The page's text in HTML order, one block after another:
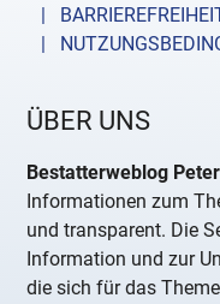
|
|
ÜBER UNS
Bestatterweblog
Informationen zum
und transparent. Die
Information und zur
die sich für das